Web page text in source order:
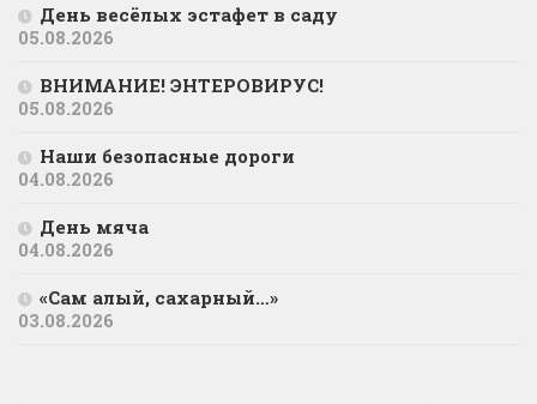
День весёлых эстафет в саду
05.08.2026
ВНИМАНИЕ! ЭНТЕРОВИРУС!
05.08.2026
Наши безопасные дороги
04.08.2026
День мяча
04.08.2026
«Сам алый, сахарный…»
03.08.2026